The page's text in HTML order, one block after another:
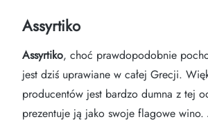
Assyrtiko
Assyrtiko, choć prawdopodobnie
jest dziś uprawiane w całej Grecji.
producentów jest bardzo dumna z tej
prezentuje ją jako swoje flagowe wino.